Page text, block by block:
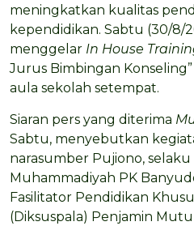
meningkatkan kualitas
kependidikan. Sabtu (30/8/
menggelar In House
Jurus Bimbingan
aula sekolah setempat.
Siaran pers yang diterima
Sabtu, menyebutkan
narasumber Pujiono, selaku
Muhammadiyah PK
Fasilitator Pendidikan
(Diksuspala) Penjamin